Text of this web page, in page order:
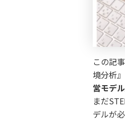
この記
境分析
営モデル
まだ
デルが